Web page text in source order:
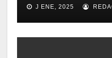
J ENE, 2025